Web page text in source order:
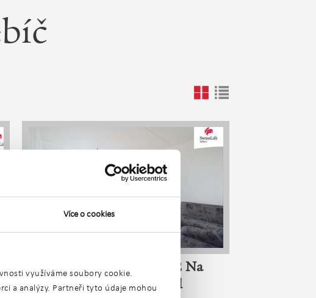
Více o cookies
využíváme soubory cookie.
a analýzy. Partneři tyto údaje mohou
Prodej bytu 1+1 40 m2 Na
Výšině, Havlíčkův Brod